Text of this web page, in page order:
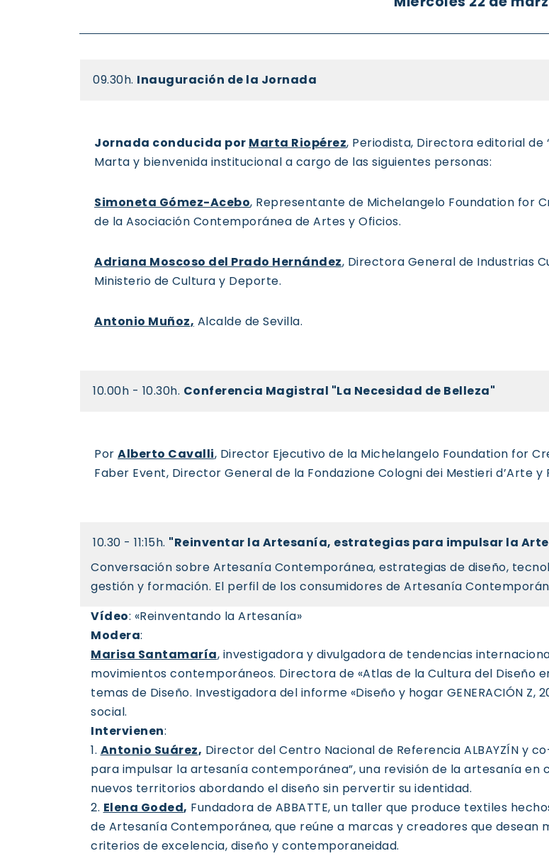
09.30h. Inauguración de la Jornada
Jornada conducida por Marta Riopérez, Periodista, Directora editorial de
Marta y bienvenida institucional a cargo de las siguientes personas:
Simoneta Gómez-Acebo, Representante de Michelangelo Foundation for
de la Asociación Contemporánea de Artes y Oficios.
Adriana Moscoso del Prado Hernández, Directora General de Industrias
Ministerio de Cultura y Deporte.
Antonio Muñoz, Alcalde de Sevilla.
10.00h - 10.30h. Conferencia Magistral "La Necesidad de Belleza"
Por Alberto Cavalli, Director Ejecutivo de la Michelangelo Foundation for
Faber Event, Director General de la Fondazione Cologni dei Mestieri d’Arte
10.30 - 11:15h. "Reinventar la Artesanía, estrategias para impulsar la
Conversación sobre Artesanía Contemporánea, estrategias de diseño,
gestión y formación. El perfil de los consumidores de Artesanía
Vídeo: «Reinventando la Artesanía»
Modera:
Marisa Santamaría, investigadora y divulgadora de tendencias
movimientos contemporáneos. Directora de «Atlas de la Cultura del Diseño
temas de Diseño. Investigadora del informe «Diseño y hogar GENERACIÓN
social.
Intervienen:
1. Antonio Suárez, Director del Centro Nacional de Referencia ALBAYZÍN y
para impulsar la artesanía contemporánea”, una revisión de la artesanía
nuevos territorios abordando el diseño sin pervertir su identidad.
2. Elena Goded, Fundadora de ABBATTE, un taller que produce textiles
de Artesanía Contemporánea, que reúne a marcas y creadores que
criterios de excelencia, diseño y contemporaneidad.